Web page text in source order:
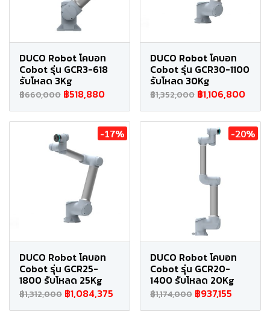
DUCO Robot โคบอท
Cobot รุ่น GCR3-618
รับโหลด 3Kg
฿660,000 ฿518,880
DUCO Robot โคบอท
Cobot รุ่น GCR30-1100
รับโหลด 30Kg
฿1,352,000 ฿1,106,800
-17%
DUCO Robot โคบอท
Cobot รุ่น GCR25-
1800 รับโหลด 25Kg
฿1,312,000 ฿1,084,375
-20%
DUCO Robot โคบอท
Cobot รุ่น GCR20-
1400 รับโหลด 20Kg
฿1,174,000 ฿937,155